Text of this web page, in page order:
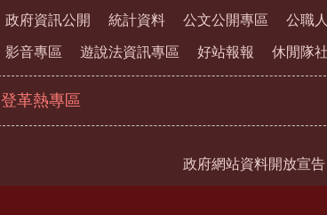
政府資訊公開 統計資料 公文公開專區 公職
影音專區 遊說法資訊專區 好站報報 休閒隊
登革熱專區
政府網站資料開放宣告